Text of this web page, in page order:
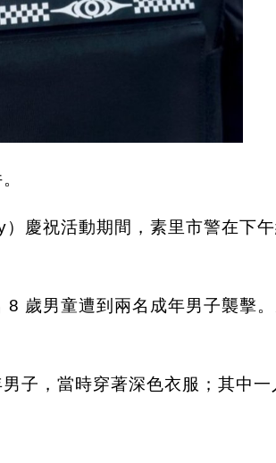
慶祝活動期間，素里市警在下
歲男童遭到兩名成年男子襲擊
子，當時穿著深色衣服；其中